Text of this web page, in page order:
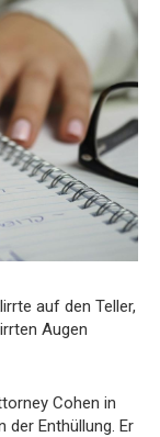
auf den Teller,
Augen
Cohen in
Enthüllung. Er